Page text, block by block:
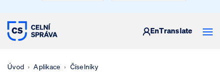
CELNÍ SPRÁVA ČESKÉ REPUBLIKY
EnTranslate
Úvod Aplikace Číselníky